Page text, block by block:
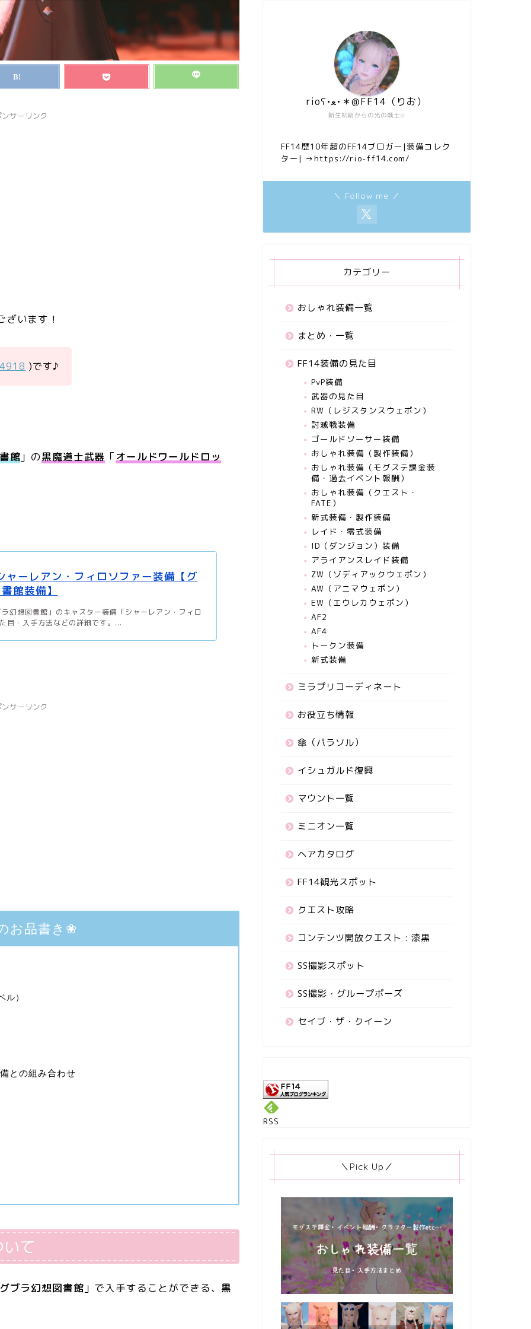
サーリンク
います！
)です♪
館 」の黒魔道士武器 「オールドワールドロッ
ャーレアン・フィロソファー装備【グ
館装備】
幻想図書館」のキャスター装備「シャーレアン・フィロ
目・入手方法などの詳細です。...
サーリンク
お品書き❀
ル）
との組み合わせ
て
ブラ幻想図書館 」で入手することができる、 黒
新生初期からの光の戦士✩
rioʕ•ﻌ•＊@FF14（りお）
FF14歴10年超のFF14ブロガー|装備コレク
ター| →https://rio-ff14.com/
＼ Follow me ／
カテゴリー
おしゃれ装備一覧
まとめ・一覧
FF14装備の見た目
PvP装備
武器の見た目
RW（レジスタンスウェポン）
討滅戦装備
ゴールドソーサー装備
おしゃれ装備（製作装備）
おしゃれ装備（モグステ課金装
備・過去イベント報酬）
おしゃれ装備（クエスト・
FATE）
新式装備・製作装備
レイド・零式装備
ID（ダンジョン）装備
アライアンスレイド装備
ZW（ゾディアックウェポン）
AW（アニマウェポン）
EW（エウレカウェポン）
AF2
AF4
トークン装備
新式装備
ミラプリコーディネート
お役立ち情報
傘（パラソル）
イシュガルド復興
マウント一覧
ミニオン一覧
ヘアカタログ
FF14観光スポット
クエスト攻略
コンテンツ開放クエスト : 漆黒
SS撮影スポット
SS撮影・グループポーズ
セイブ・ザ・クイーン
RSS
＼Pick Up／